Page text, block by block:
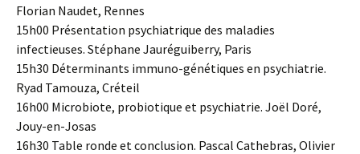
Florian Naudet, Rennes
15h00 Présentation psychiatrique des maladies
infectieuses. Stéphane Jauréguiberry, Paris
15h30 Déterminants immuno-génétiques en psychiatrie.
Ryad Tamouza, Créteil
16h00 Microbiote, probiotique et psychiatrie. Joël Doré,
Jouy-en-Josas
16h30 Table ronde et conclusion. Pascal Cathebras, Olivier